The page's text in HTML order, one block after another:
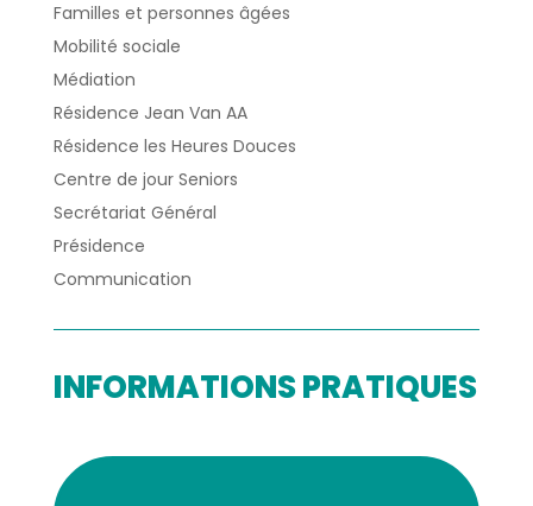
Familles et personnes âgées
Mobilité sociale
Médiation
Résidence Jean Van AA
Résidence les Heures Douces
Centre de jour Seniors
Secrétariat Général
Présidence
Communication
INFORMATIONS PRATIQUES